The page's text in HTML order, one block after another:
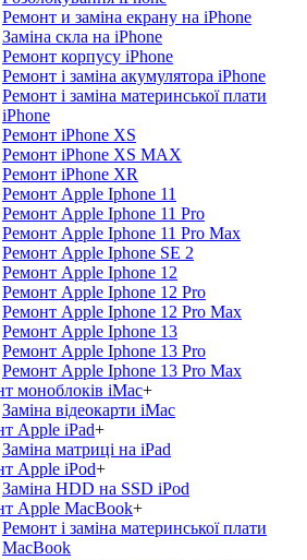
Ремонт и заміна екрану на iPhone
Заміна скла на iPhone
Ремонт корпусу iPhone
Ремонт і заміна акумулятора iPhone
Ремонт і заміна материнської плати
iPhone
Ремонт iPhone XS
Ремонт iPhone XS MAX
Ремонт iPhone XR
Ремонт Apple Iphone 11
Ремонт Apple Iphone 11 Pro
Ремонт Apple Iphone 11 Pro Max
Ремонт Apple Iphone SE 2
Ремонт Apple Iphone 12
Ремонт Apple Iphone 12 Pro
Ремонт Apple Iphone 12 Pro Max
Ремонт Apple Iphone 13
Ремонт Apple Iphone 13 Pro
Ремонт Apple Iphone 13 Pro Max
моноблоків iMac+
Заміна відеокарти iMac
Apple iPad+
Заміна матриці на iPad
Apple iPod+
Заміна HDD на SSD iPod
Apple MacBook+
Ремонт і заміна материнської плати
MacBook